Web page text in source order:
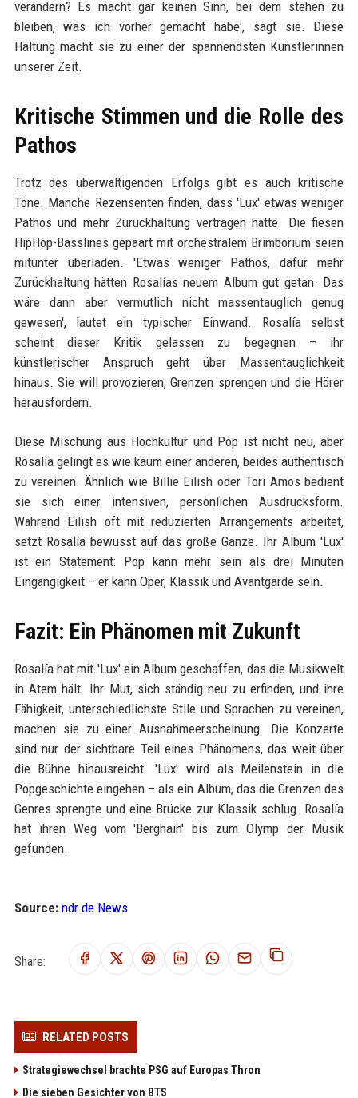
verändern? Es macht gar keinen Sinn, bei dem stehen zu
bleiben, was ich vorher gemacht habe', sagt sie. Diese
Haltung macht sie zu einer der spannendsten Künstlerinnen
unserer Zeit.
Kritische Stimmen und die Rolle des
Pathos
Trotz des überwältigenden Erfolgs gibt es auch kritische
Töne. Manche Rezensenten finden, dass 'Lux' etwas weniger
Pathos und mehr Zurückhaltung vertragen hätte. Die fiesen
HipHop-Basslines gepaart mit orchestralem Brimborium seien
mitunter überladen. 'Etwas weniger Pathos, dafür mehr
Zurückhaltung hätten Rosalías neuem Album gut getan. Das
wäre dann aber vermutlich nicht massentauglich genug
gewesen', lautet ein typischer Einwand. Rosalía selbst
scheint dieser Kritik gelassen zu begegnen – ihr
künstlerischer Anspruch geht über Massentauglichkeit
hinaus. Sie will provozieren, Grenzen sprengen und die Hörer
herausfordern.
Diese Mischung aus Hochkultur und Pop ist nicht neu, aber
Rosalía gelingt es wie kaum einer anderen, beides authentisch
zu vereinen. Ähnlich wie Billie Eilish oder Tori Amos bedient
sie sich einer intensiven, persönlichen Ausdrucksform.
Während Eilish oft mit reduzierten Arrangements arbeitet,
setzt Rosalía bewusst auf das große Ganze. Ihr Album 'Lux'
ist ein Statement: Pop kann mehr sein als drei Minuten
Eingängigkeit – er kann Oper, Klassik und Avantgarde sein.
Fazit: Ein Phänomen mit Zukunft
Rosalía hat mit 'Lux' ein Album geschaffen, das die Musikwelt
in Atem hält. Ihr Mut, sich ständig neu zu erfinden, und ihre
Fähigkeit, unterschiedlichste Stile und Sprachen zu vereinen,
machen sie zu einer Ausnahmeerscheinung. Die Konzerte
sind nur der sichtbare Teil eines Phänomens, das weit über
die Bühne hinausreicht. 'Lux' wird als Meilenstein in die
Popgeschichte eingehen – als ein Album, das die Grenzen des
Genres sprengte und eine Brücke zur Klassik schlug. Rosalía
hat ihren Weg vom 'Berghain' bis zum Olymp der Musik
gefunden.
Source: ndr.de News
Share:
RELATED POSTS
Strategiewechsel brachte PSG auf Europas Thron
Die sieben Gesichter von BTS